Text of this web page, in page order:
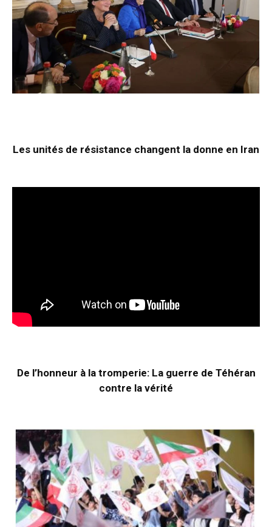
Les unités de résistance changent la donne en Iran
De l’honneur à la tromperie: La guerre de Téhéran
contre la vérité